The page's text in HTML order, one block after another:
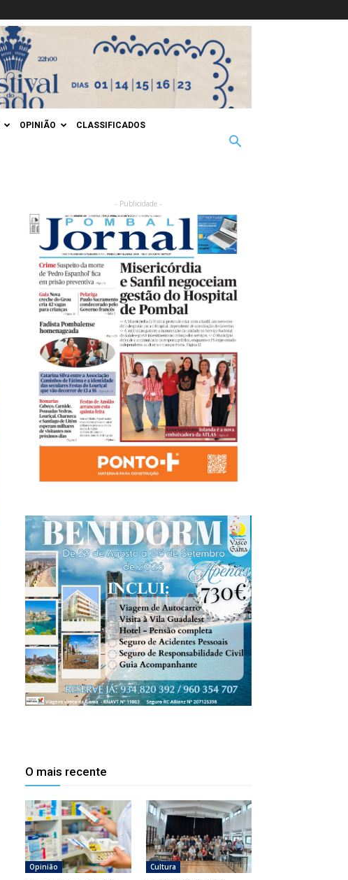
OPINIÃO CLASSIFICADOS
- Publicidade -
O mais recente
Opinião Cultura